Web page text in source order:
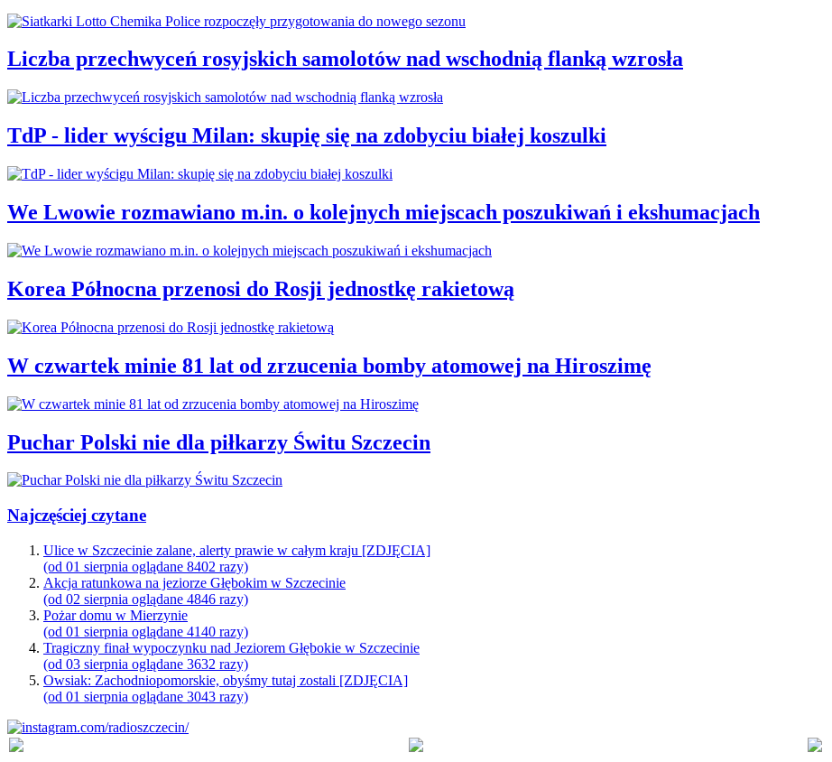
Liczba przechwyceń rosyjskich samolotów nad wschodnią flanką wzrosła
TdP - lider wyścigu Milan: skupię się na zdobyciu białej koszulki
We Lwowie rozmawiano m.in. o kolejnych miejscach poszukiwań i ekshumacjach
Korea Północna przenosi do Rosji jednostkę rakietową
W czwartek minie 81 lat od zrzucenia bomby atomowej na Hiroszimę
Puchar Polski nie dla piłkarzy Świtu Szczecin
Najczęściej czytane
Ulice w Szczecinie zalane, alerty prawie w całym kraju [ZDJĘCIA]
(od 01 sierpnia oglądane 8402 razy)
Akcja ratunkowa na jeziorze Głębokim w Szczecinie
(od 02 sierpnia oglądane 4846 razy)
Pożar domu w Mierzynie
(od 01 sierpnia oglądane 4140 razy)
Tragiczny finał wypoczynku nad Jeziorem Głębokie w Szczecinie
(od 03 sierpnia oglądane 3632 razy)
Owsiak: Zachodniopomorskie, obyśmy tutaj zostali [ZDJĘCIA]
(od 01 sierpnia oglądane 3043 razy)